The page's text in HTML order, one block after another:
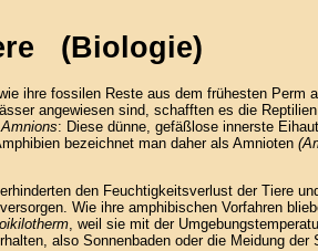
(Biologie)
ihre fossilen Reste aus dem frühesten Perm
angewiesen sind, schafften es die
Amnions: Diese dünne, gefäßlose innerste
bezeichnet man daher als Amnioten
den Feuchtigkeitsverlust der Tiere
Wie ihre amphibischen Vorfahren
, weil sie mit der
also Sonnenbaden oder die Meidung der